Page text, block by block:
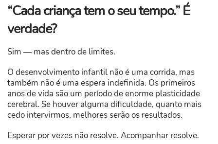
“Cada criança tem o seu tempo.” É
verdade?
Sim — mas dentro de limites.
O desenvolvimento infantil não é uma corrida, mas
também não é uma espera indefinida. Os primeiros
anos de vida são um período de enorme plasticidade
cerebral. Se houver alguma dificuldade, quanto mais
cedo intervirmos, melhores serão os resultados.
Esperar por vezes não resolve. Acompanhar resolve.